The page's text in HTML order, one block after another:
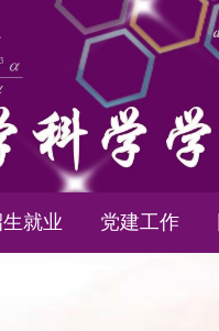
就业 党建工作